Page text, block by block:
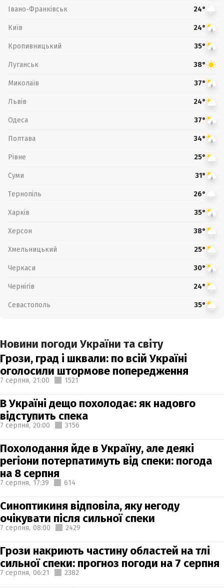
Івано-Франківськ 24°
Київ 24°
Кропивницький 35°
Луганськ 38°
Миколаїв 37°
Львів 24°
Одеса 37°
Полтава 34°
Рівне 25°
Суми 31°
Тернопіль 26°
Харків 35°
Херсон 38°
Хмельницький 25°
Черкаси 30°
Чернігів 24°
Севастополь 35°
Новини погоди України та світу
Грози, град і шквали: по всій Україні
оголосили штормове попередження
7 серпня, 21:00 1521
В Україні дещо похолодає: як надовго
відступить спека
7 серпня, 20:00 3156
Похолодання йде в Україну, але деякі
регіони потерпатимуть від спеки: погода
на 8 серпня
7 серпня, 17:39 614
Синоптикиня відповіла, яку негоду
очікувати після сильної спеки
7 серпня, 08:00 2429
Грози накриють частину областей на тлі
сильної спеки: прогноз погоди на 7 серпня
7 серпня, 06:21 2382